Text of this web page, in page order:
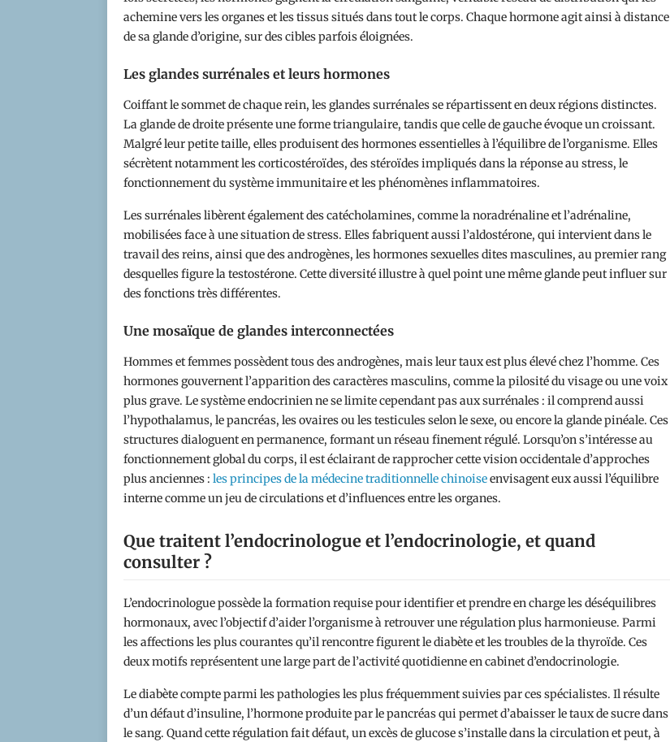
achemine vers les organes et les tissus situés dans tout le corps. Chaque hormone agit ainsi à distance
de sa glande d’origine, sur des cibles parfois éloignées.
Les glandes surrénales et leurs hormones
Coiffant le sommet de chaque rein, les glandes surrénales se répartissent en deux régions distinctes.
La glande de droite présente une forme triangulaire, tandis que celle de gauche évoque un croissant.
Malgré leur petite taille, elles produisent des hormones essentielles à l’équilibre de l’organisme. Elles
sécrètent notamment les corticostéroïdes, des stéroïdes impliqués dans la réponse au stress, le
fonctionnement du système immunitaire et les phénomènes inflammatoires.
Les surrénales libèrent également des catécholamines, comme la noradrénaline et l’adrénaline,
mobilisées face à une situation de stress. Elles fabriquent aussi l’aldostérone, qui intervient dans le
travail des reins, ainsi que des androgènes, les hormones sexuelles dites masculines, au premier rang
desquelles figure la testostérone. Cette diversité illustre à quel point une même glande peut influer sur
des fonctions très différentes.
Une mosaïque de glandes interconnectées
Hommes et femmes possèdent tous des androgènes, mais leur taux est plus élevé chez l’homme. Ces
hormones gouvernent l’apparition des caractères masculins, comme la pilosité du visage ou une voix
plus grave. Le système endocrinien ne se limite cependant pas aux surrénales : il comprend aussi
l’hypothalamus, le pancréas, les ovaires ou les testicules selon le sexe, ou encore la glande pinéale. Ces
structures dialoguent en permanence, formant un réseau finement régulé. Lorsqu’on s’intéresse au
fonctionnement global du corps, il est éclairant de rapprocher cette vision occidentale d’approches
plus anciennes : les principes de la médecine traditionnelle chinoiseenvisagent eux aussi l’équilibre
interne comme un jeu de circulations et d’influences entre les organes.
Que traitent l’endocrinologue et l’endocrinologie, et quand
consulter ?
L’endocrinologue possède la formation requise pour identifier et prendre en charge les déséquilibres
hormonaux, avec l’objectif d’aider l’organisme à retrouver une régulation plus harmonieuse. Parmi
les affections les plus courantes qu’il rencontre figurent le diabète et les troubles de la thyroïde. Ces
deux motifs représentent une large part de l’activité quotidienne en cabinet d’endocrinologie.
Le diabète compte parmi les pathologies les plus fréquemment suivies par ces spécialistes. Il résulte
d’un défaut d’insuline, l’hormone produite par le pancréas qui permet d’abaisser le taux de sucre dans
le sang. Quand cette régulation fait défaut, un excès de glucose s’installe dans la circulation et peut, à